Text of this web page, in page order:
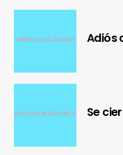
Adiós
Se